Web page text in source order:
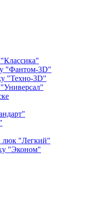
"Фантом-3D"
"Техно-3D"
люк "Легкий"
"Эконом"